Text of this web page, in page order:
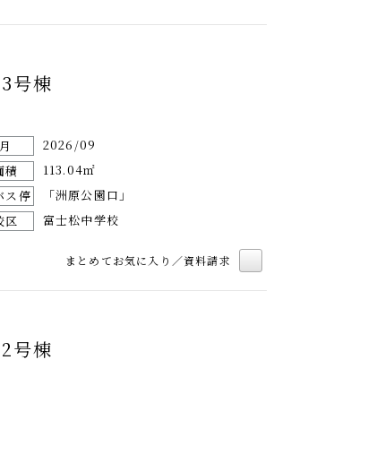
号棟
2026/09
積
113.04㎡
ス停
「洲原公園口」
区 富士松中学校
まとめてお気に入り／資料請求
号棟